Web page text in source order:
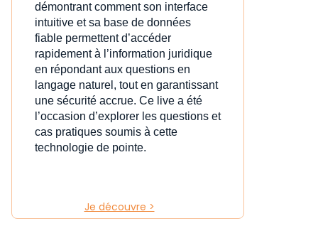
démontrant comment son interface
intuitive et sa base de données
fiable permettent d’accéder
rapidement à l’information juridique
en répondant aux questions en
langage naturel, tout en garantissant
une sécurité accrue. Ce live a été
l’occasion d’explorer les questions et
cas pratiques soumis à cette
technologie de pointe.
Je découvre >